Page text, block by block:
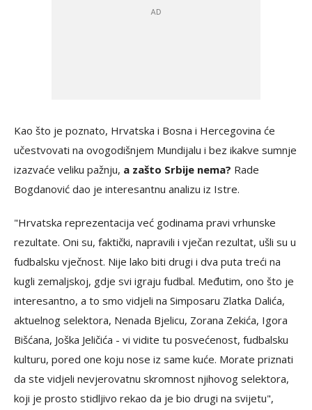
Kao što je poznato, Hrvatska i Bosna i Hercegovina će
učestvovati na ovogodišnjem Mundijalu i bez ikakve sumnje
izazvaće veliku pažnju, a zašto Srbije nema? Rade
Bogdanović dao je interesantnu analizu iz Istre.
"Hrvatska reprezentacija već godinama pravi vrhunske
rezultate. Oni su, faktički, napravili i vječan rezultat, ušli su u
fudbalsku vječnost. Nije lako biti drugi i dva puta treći na
kugli zemaljskoj, gdje svi igraju fudbal. Međutim, ono što je
interesantno, a to smo vidjeli na Simposaru Zlatka Dalića,
aktuelnog selektora, Nenada Bjelicu, Zorana Zekića, Igora
Bišćana, Joška Jeličića - vi vidite tu posvećenost, fudbalsku
kulturu, pored one koju nose iz same kuće. Morate priznati
da ste vidjeli nevjerovatnu skromnost njihovog selektora,
koji je prosto stidljivo rekao da je bio drugi na svijetu",